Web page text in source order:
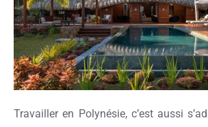
Travailler en Polynésie, c’est aussi